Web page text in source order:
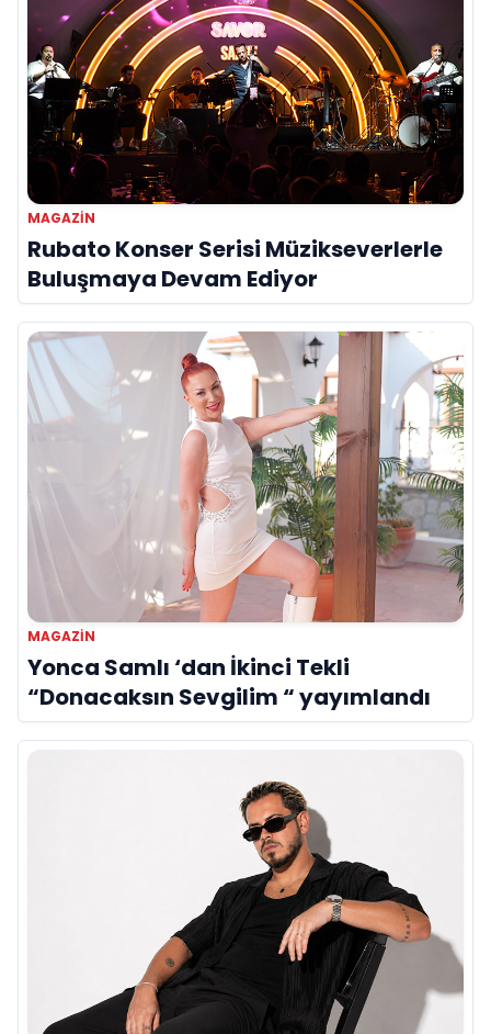
MAGAZIN
Rubato Konser Serisi Müzikseverlerle
Buluşmaya Devam Ediyor
MAGAZIN
Yonca Samlı ‘dan İkinci Tekli
“Donacaksın Sevgilim “ yayımlandı